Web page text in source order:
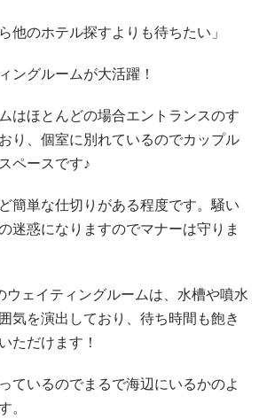
他のホテル探すよりも待ちたい」
ングルームが大活躍！
はほとんどの場合エントランスのす
り、個室に別れているのでカップル
ペースです♪
簡単な仕切りがある程度です。騒い
迷惑になりますのでマナーは守りま
ウェイティングルームは、水槽や噴水
気を演出しており、待ち時間も飽き
ただけます！
ているのでまるで海辺にいるかのよ
。